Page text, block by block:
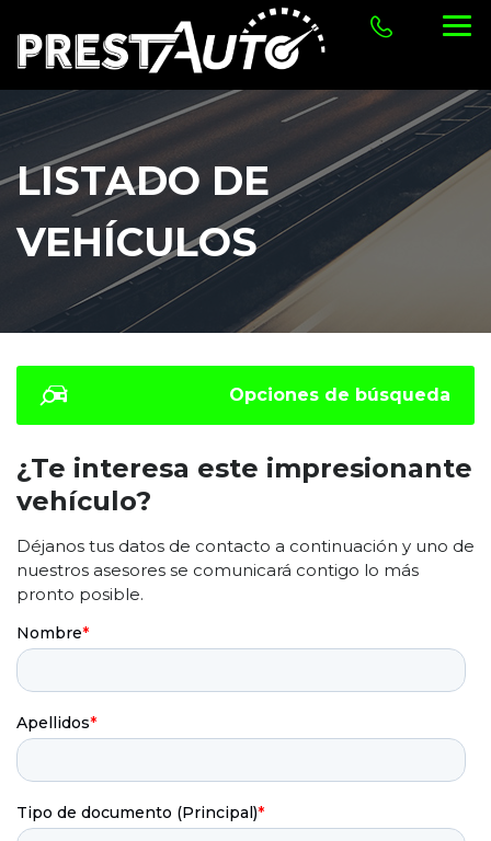
LISTADO DE
VEHÍCULOS
Opciones de búsqueda
¿Te interesa este impresionante
vehículo?
Déjanos tus datos de contacto a continuación y uno de
nuestros asesores se comunicará contigo lo más
pronto posible.